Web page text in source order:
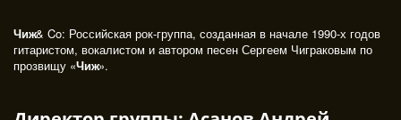
Чиж& Co: Российская рок-группа, созданная в начале 1990-х годов
гитаристом, вокалистом и автором песен Сергеем Чиграковым по
прозвищу «Чиж».